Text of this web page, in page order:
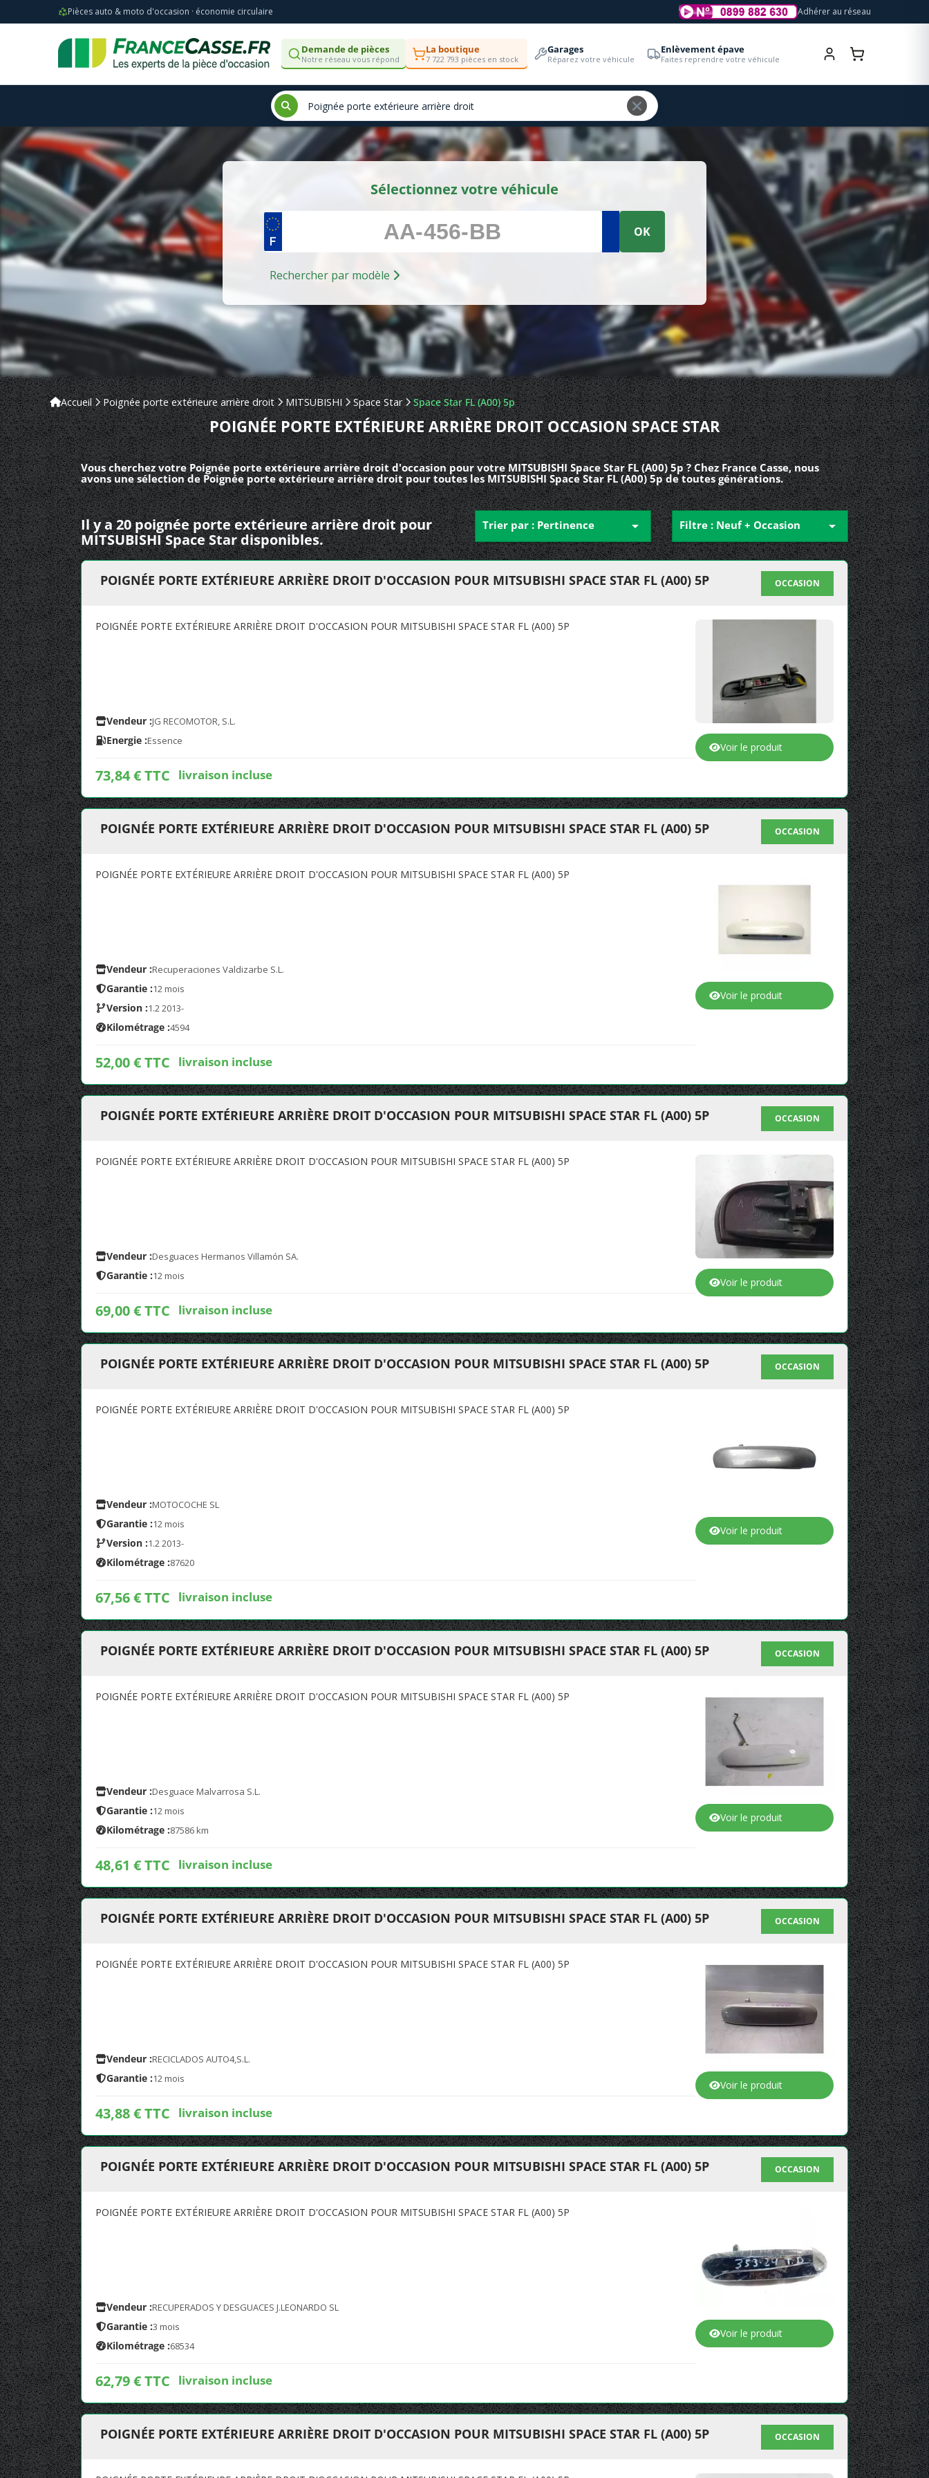
Pièces auto & moto d'occasion · économie circulaire Adhérer au réseau
Demande de pièces
Notre réseau vous répond
La boutique
7 722 793 pièces en stock
Garages
Réparez votre véhicule
Enlèvement épave
Faites reprendre votre véhicule
Sélectionnez votre véhicule
OK
Rechercher par modèle
Accueil Poignée porte extérieure arrière droit MITSUBISHI Space Star Space Star FL (A00) 5p
POIGNÉE PORTE EXTÉRIEURE ARRIÈRE DROIT OCCASION SPACE STAR
Vous cherchez votre Poignée porte extérieure arrière droit d'occasion pour votre MITSUBISHI Space Star FL (A00) 5p ? Chez France Casse, nous
avons une sélection de Poignée porte extérieure arrière droit pour toutes les MITSUBISHI Space Star FL (A00) 5p de toutes générations.
Il y a 20 poignée porte extérieure arrière droit pour
MITSUBISHI Space Star disponibles.
Trier par : Pertinence  Filtre : Neuf + Occasion 
POIGNÉE PORTE EXTÉRIEURE ARRIÈRE DROIT D'OCCASION POUR MITSUBISHI SPACE STAR FL (A00) 5P OCCASION
POIGNÉE PORTE EXTÉRIEURE ARRIÈRE DROIT D'OCCASION POUR MITSUBISHI SPACE STAR FL (A00) 5P
Vendeur :JG RECOMOTOR, S.L.
Energie :Essence
73,84 € TTC livraison incluse
Voir le produit
POIGNÉE PORTE EXTÉRIEURE ARRIÈRE DROIT D'OCCASION POUR MITSUBISHI SPACE STAR FL (A00) 5P OCCASION
POIGNÉE PORTE EXTÉRIEURE ARRIÈRE DROIT D'OCCASION POUR MITSUBISHI SPACE STAR FL (A00) 5P
Vendeur :Recuperaciones Valdizarbe S.L.
Garantie :12 mois
Version :1.2 2013-
Kilométrage :4594
52,00 € TTC livraison incluse
Voir le produit
POIGNÉE PORTE EXTÉRIEURE ARRIÈRE DROIT D'OCCASION POUR MITSUBISHI SPACE STAR FL (A00) 5P OCCASION
POIGNÉE PORTE EXTÉRIEURE ARRIÈRE DROIT D'OCCASION POUR MITSUBISHI SPACE STAR FL (A00) 5P
Vendeur :Desguaces Hermanos Villamón SA.
Garantie :12 mois
69,00 € TTC livraison incluse
Voir le produit
POIGNÉE PORTE EXTÉRIEURE ARRIÈRE DROIT D'OCCASION POUR MITSUBISHI SPACE STAR FL (A00) 5P OCCASION
POIGNÉE PORTE EXTÉRIEURE ARRIÈRE DROIT D'OCCASION POUR MITSUBISHI SPACE STAR FL (A00) 5P
Vendeur :MOTOCOCHE SL
Garantie :12 mois
Version :1.2 2013-
Kilométrage :87620
67,56 € TTC livraison incluse
Voir le produit
POIGNÉE PORTE EXTÉRIEURE ARRIÈRE DROIT D'OCCASION POUR MITSUBISHI SPACE STAR FL (A00) 5P OCCASION
POIGNÉE PORTE EXTÉRIEURE ARRIÈRE DROIT D'OCCASION POUR MITSUBISHI SPACE STAR FL (A00) 5P
Vendeur :Desguace Malvarrosa S.L.
Garantie :12 mois
Kilométrage :87586 km
48,61 € TTC livraison incluse
Voir le produit
POIGNÉE PORTE EXTÉRIEURE ARRIÈRE DROIT D'OCCASION POUR MITSUBISHI SPACE STAR FL (A00) 5P OCCASION
POIGNÉE PORTE EXTÉRIEURE ARRIÈRE DROIT D'OCCASION POUR MITSUBISHI SPACE STAR FL (A00) 5P
Vendeur :RECICLADOS AUTO4,S.L.
Garantie :12 mois
43,88 € TTC livraison incluse
Voir le produit
POIGNÉE PORTE EXTÉRIEURE ARRIÈRE DROIT D'OCCASION POUR MITSUBISHI SPACE STAR FL (A00) 5P OCCASION
POIGNÉE PORTE EXTÉRIEURE ARRIÈRE DROIT D'OCCASION POUR MITSUBISHI SPACE STAR FL (A00) 5P
Vendeur :RECUPERADOS Y DESGUACES J.LEONARDO SL
Garantie :3 mois
Kilométrage :68534
62,79 € TTC livraison incluse
Voir le produit
POIGNÉE PORTE EXTÉRIEURE ARRIÈRE DROIT D'OCCASION POUR MITSUBISHI SPACE STAR FL (A00) 5P OCCASION